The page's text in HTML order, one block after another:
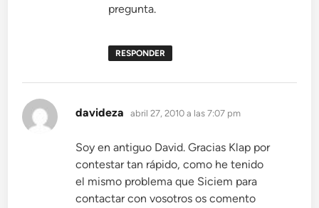
pregunta.
RESPONDER
davideza dice:
abril 27, 2010 a las 7:07 pm
Soy en antiguo David. Gracias Klap por
contestar tan rápido, como he tenido
el mismo problema que Siciem para
contactar con vosotros os comento